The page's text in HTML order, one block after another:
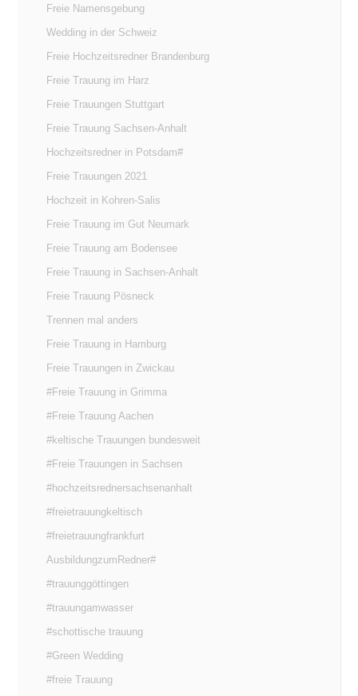
Freie Namensgebung
Wedding in der Schweiz
Freie Hochzeitsredner Brandenburg
Freie Trauung im Harz
Freie Trauungen Stuttgart
Freie Trauung Sachsen-Anhalt
Hochzeitsredner in Potsdam#
Freie Trauungen 2021
Hochzeit in Kohren-Salis
Freie Trauung im Gut Neumark
Freie Trauung am Bodensee
Freie Trauung in Sachsen-Anhalt
Freie Trauung Pösneck
Trennen mal anders
Freie Trauung in Hamburg
Freie Trauungen in Zwickau
#Freie Trauung in Grimma
#Freie Trauung Aachen
#keltische Trauungen bundesweit
#Freie Trauungen in Sachsen
#hochzeitsrednersachsenanhalt
#freietrauungkeltisch
#freietrauungfrankfurt
AusbildungzumRedner#
#trauunggöttingen
#trauungamwasser
#schottische trauung
#Green Wedding
#freie Trauung